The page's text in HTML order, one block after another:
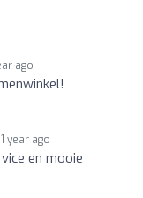
ago
1 year ago
en mooie